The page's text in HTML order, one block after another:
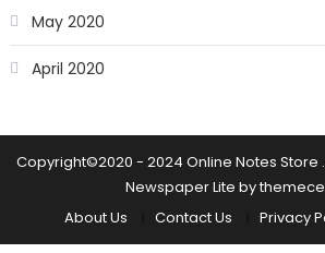
May 2020
April 2020
Copyright©2020 - 2024 Online Notes Store
Newspaper Lite by
About Us
Contact Us Privacy